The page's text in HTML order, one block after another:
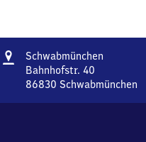
Adresse
Schwabmünchen
Bahnhofstr. 40
86830 Schwabmünchen